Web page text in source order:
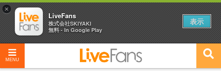
MENU
2026
04/27
×
LiveFans
株式会社SKIYAKI
無料 - In Google Play
表示